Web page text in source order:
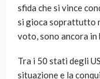
sfida che si vince
si gioca soprattutto
voto, sono ancora in
Tra i 50 stati degli
situazione e la